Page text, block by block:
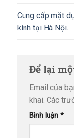
Cung cấp mặt
kính tại Hà Nội.
Để lại
Email của
khai. Các
Bình luận *